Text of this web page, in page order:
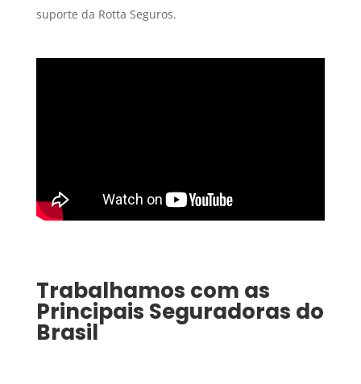
suporte da Rotta Seguros.
Trabalhamos com as
Principais Seguradoras do
Brasil